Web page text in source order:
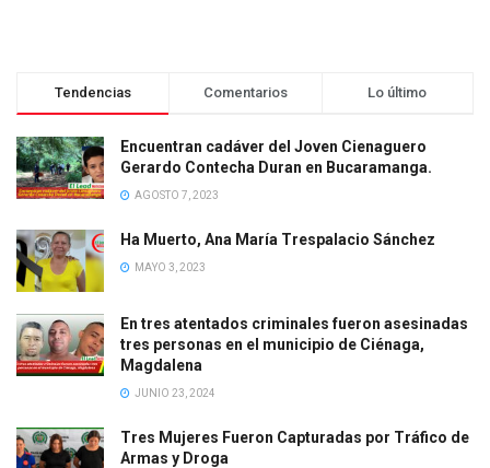
Tendencias Comentarios Lo último
Encuentran cadáver del Joven Cienaguero
Gerardo Contecha Duran en Bucaramanga.
AGOSTO 7, 2023
Ha Muerto, Ana María Trespalacio Sánchez
MAYO 3, 2023
En tres atentados criminales fueron asesinadas
tres personas en el municipio de Ciénaga,
Magdalena
JUNIO 23, 2024
Tres Mujeres Fueron Capturadas por Tráfico de
Armas y Droga